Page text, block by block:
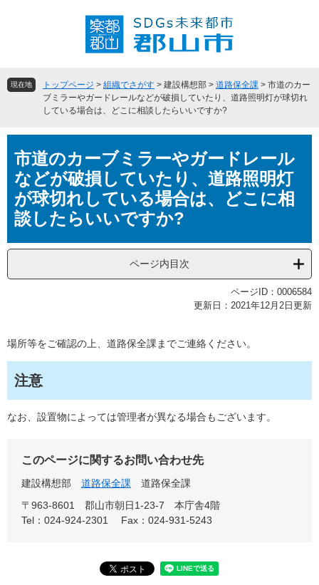
頭
飛現在地 トップページ > 組織でさがす > 建設構想部 > 道路保全課 > 市道のカー
ブミラーやガードレールなどが破損していたり、道路照明灯が球切れ
している場合は、どこに相談したらいいですか?
文市道のカーブミラーやガードレール
などが破損していたり、道路照明灯
が球切れしている場合は、どこに相
談したらいいですか?
ページ内目次
ページID：0006584
更新日：2021年12月2日更新
場所等をご確認の上、道路保全課までご連絡ください。
注意
なお、設置物によっては管理者が異なる場合もございます。
このページに関するお問い合わせ先
建設構想部 道路保全課
道路保全課
〒963-8601
郡山市朝日1-23-7 本庁舎4階
Tel：024-924-2301
Fax：024-931-5243